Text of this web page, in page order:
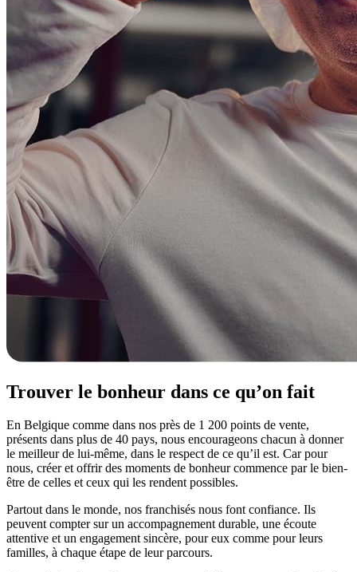
Trouver le bonheur dans ce qu’on fait
En Belgique comme dans nos près de 1 200 points de vente,
présents dans plus de 40 pays, nous encourageons chacun à donner
le meilleur de lui-même, dans le respect de ce qu’il est. Car pour
nous, créer et offrir des moments de bonheur commence par le bien-
être de celles et ceux qui les rendent possibles.
Partout dans le monde, nos franchisés nous font confiance. Ils
peuvent compter sur un accompagnement durable, une écoute
attentive et un engagement sincère, pour eux comme pour leurs
familles, à chaque étape de leur parcours.